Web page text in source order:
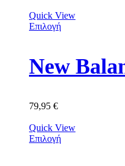
Quick View
Επιλογή
New
79,95 €
Quick View
Επιλογή